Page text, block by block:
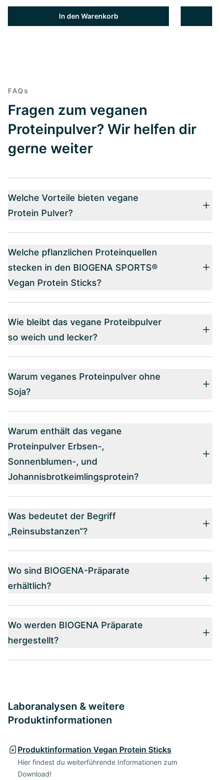
In den Warenkorb
FAQs
Fragen zum veganen
Proteinpulver? Wir helfen dir
gerne weiter
Welche Vorteile bieten vegane
Protein Pulver?
Welche pflanzlichen Proteinquellen
stecken in den BIOGENA SPORTS®
Vegan Protein Sticks?
Wie bleibt das vegane Proteibpulver
so weich und lecker?
Warum veganes Proteinpulver ohne
Soja?
Warum enthält das vegane
Proteinpulver Erbsen-,
Sonnenblumen-, und
Johannisbrotkeimlingsprotein?
Was bedeutet der Begriff
„Reinsubstanzen“?
Wo sind BIOGENA-Präparate
erhältlich?
Wo werden BIOGENA Präparate
hergestellt?
Laboranalysen & weitere
Produktinformationen
Produktinformation Vegan Protein Sticks
Hier findest du weiterführende Informationen zum
Download!